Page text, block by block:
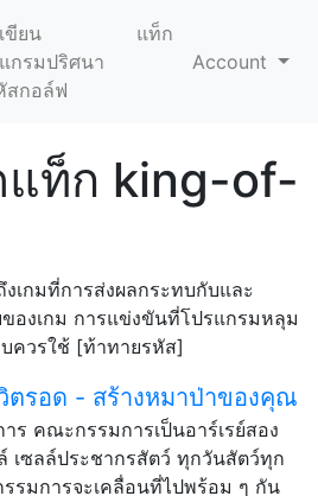
ขียน
กรมปริศนา
สกอล์ฟ
แท็ก
Account
ท็ก king-of-
เกมที่การส่งผลกระทบกับและ
องเกม การแข่งขันที่โปรแกรมหลุม
ควรใช้ [ท้าทายรหัส]
ตรอด - สร้างหมาป่าของคุณ
ร คณะกรรมการเป็นอาร์เรย์สอง
เซลล์ประชากรสัตว์ ทุกวันสัตว์ทุก
รมการจะเคลื่อนที่ไปพร้อม ๆ กัน